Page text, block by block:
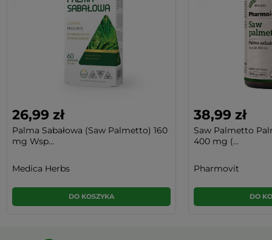
26,99 zł
Palma Sabałowa (Saw Palmetto) 160
mg Wsp...
Medica Herbs
DO KOSZYKA
38,99 zł
Saw Palmetto
400 mg (...
Pharmovit
DO